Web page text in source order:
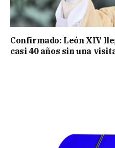
Confirmado: León XIV
casi 40 años sin una